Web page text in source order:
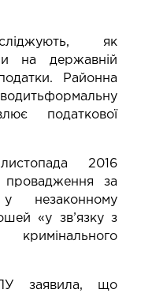
, як
на державній
Районна
формальну
податкової
2016
за
незаконному
«у зв’язку з
заявила, що